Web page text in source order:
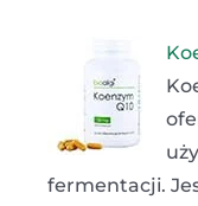
fermentacji.